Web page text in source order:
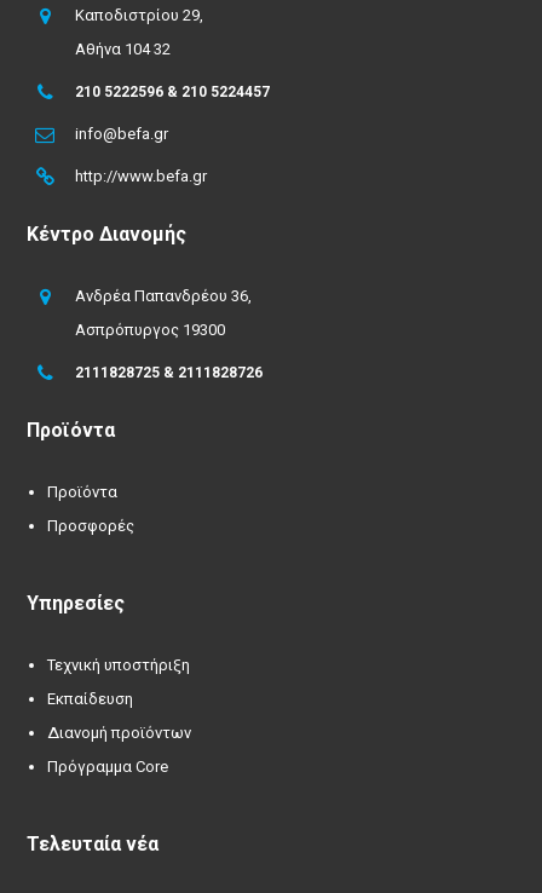
Καποδιστρίου 29,
Αθήνα 104 32
210 5222596 & 210 5224457
info@befa.gr
http://www.befa.gr
Κέντρο Διανομής
Ανδρέα Παπανδρέου 36,
Ασπρόπυργος 19300
2111828725 & 2111828726
Προϊόντα
Προϊόντα
Προσφορές
Υπηρεσίες
Τεχνική υποστήριξη
Εκπαίδευση
Διανομή προϊόντων
Πρόγραμμα Core
Τελευταία νέα